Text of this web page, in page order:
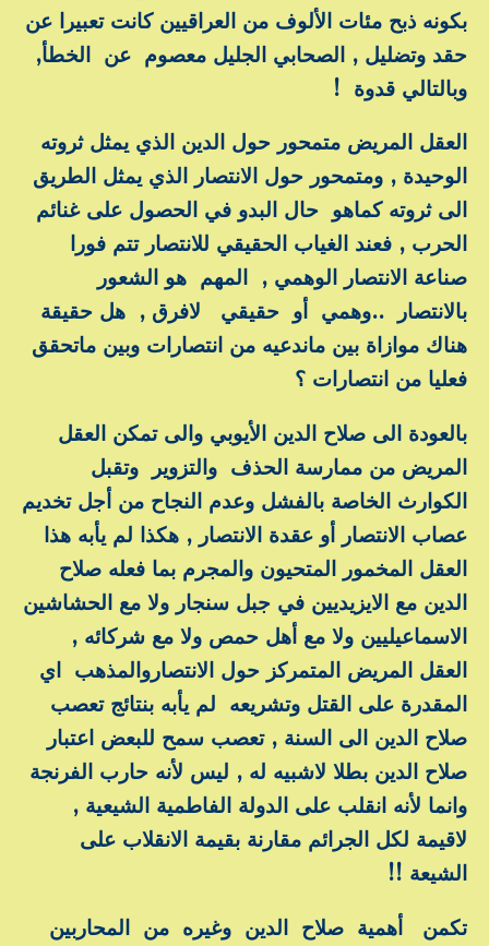
بكونه ذبح مئات الألوف من العراقيين كانت تعبيرا عن
حقد وتضليل , الصحابي الجليل معصوم عن الخطأ,
وبالتالي قدوة !
العقل المريض متمحور حول الدين الذي يمثل ثروته
الوحيدة , ومتمحور حول الانتصار الذي يمثل الطريق
الى ثروته كماهو حال البدو في الحصول على غنائم
الحرب , فعند الغياب الحقيقي للانتصار تتم فورا
صناعة الانتصار الوهمي , المهم هو الشعور
بالانتصار ..وهمي أو حقيقي لافرق , هل حقيقة
هناك موازاة بين ماندعيه من انتصارات وبين ماتحقق
فعليا من انتصارات ؟
بالعودة الى صلاح الدين الأيوبي والى تمكن العقل
المريض من ممارسة الحذف والتزوير وتقبل
الكوارث الخاصة بالفشل وعدم النجاح من أجل تخديم
عصاب الانتصار أو عقدة الانتصار , هكذا لم يأبه هذا
العقل المخمور المتحيون والمجرم بما فعله صلاح
الدين مع الايزيديين في جبل سنجار ولا مع الحشاشين
الاسماعيليين ولا مع أهل حمص ولا مع شركائه ,
العقل المريض المتمركز حول الانتصاروالمذهب اي
المقدرة على القتل وتشريعه لم يأبه بنتائج تعصب
صلاح الدين الى السنة , تعصب سمح للبعض اعتبار
صلاح الدين بطلا لاشبيه له , ليس لأنه حارب الفرنجة
وانما لأنه انقلب على الدولة الفاطمية الشيعية ,
لاقيمة لكل الجرائم مقارنة بقيمة الانقلاب على
الشيعة !!
تكمن أهمية صلاح الدين وغيره من المحاربين